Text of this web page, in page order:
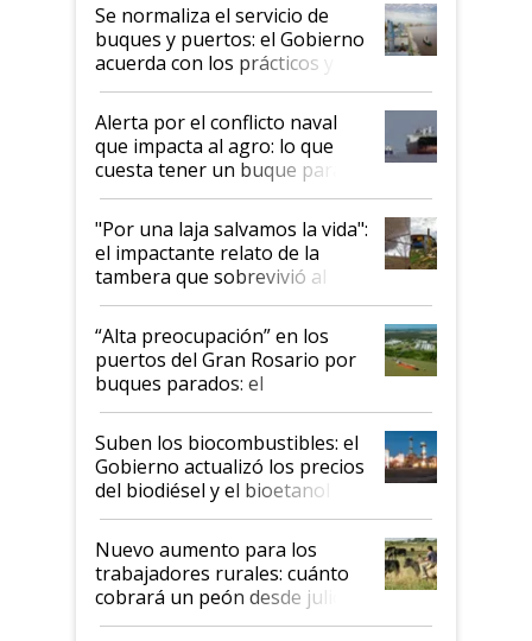
Se normaliza el servicio de
buques y puertos: el Gobierno
acuerda con los prácticos y
suspende el decreto de
desregulación
Alerta por el conflicto naval
que impacta al agro: lo que
cuesta tener un buque parado
y el peligro de que Argentina
pase a ser "país sucio"
"Por una laja salvamos la vida":
el impactante relato de la
tambera que sobrevivió al
tornado
“Alta preocupación” en los
puertos del Gran Rosario por
buques parados: el
funcionamiento de las
exportadoras en tensión tras
la medida de fuerza de los
prácticos
Suben los biocombustibles: el
Gobierno actualizó los precios
del biodiésel y el bioetanol
Nuevo aumento para los
trabajadores rurales: cuánto
cobrará un peón desde julio